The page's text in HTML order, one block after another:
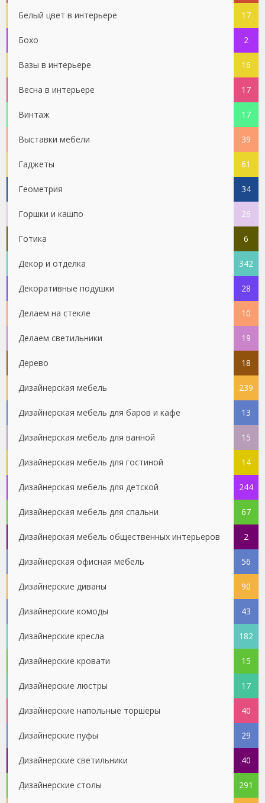
Белый цвет в интерьере 17
Бохо 2
Вазы в интерьере 16
Весна в интерьере 17
Винтаж 17
Выставки мебели 39
Гаджеты 61
Геометрия 34
Горшки и кашпо 26
Готика 6
Декор и отделка 342
Декоративные подушки 28
Делаем на стекле 10
Делаем светильники 19
Дерево 18
Дизайнерская мебель 239
Дизайнерская мебель для баров и кафе 13
Дизайнерская мебель для ванной 15
Дизайнерская мебель для гостиной 14
Дизайнерская мебель для детской 244
Дизайнерская мебель для спальни 67
Дизайнерская мебель общественных интерьеров 2
Дизайнерская офисная мебель 56
Дизайнерские диваны 90
Дизайнерские комоды 43
Дизайнерские кресла 182
Дизайнерские кровати 15
Дизайнерские люстры 17
Дизайнерские напольные торшеры 40
Дизайнерские пуфы 29
Дизайнерские светильники 40
Дизайнерские столы 291